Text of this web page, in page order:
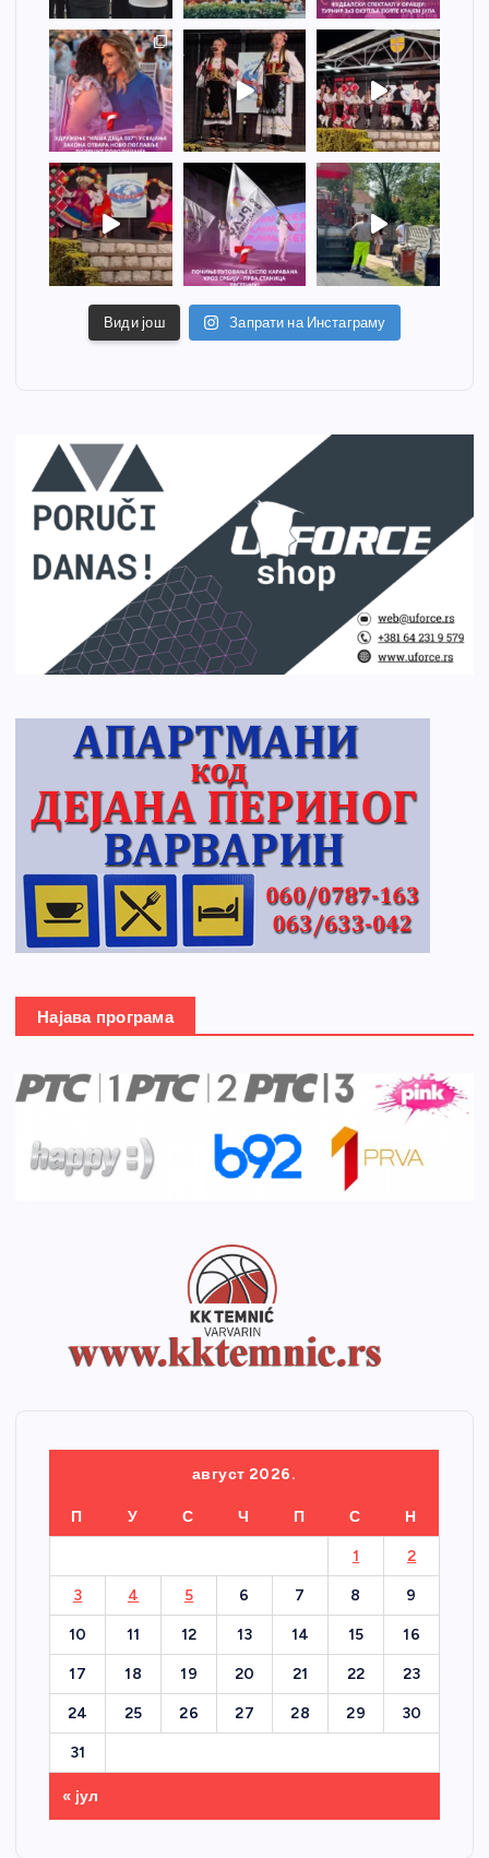
Види још Запрати на Инстаграму
Најава програма
август 2026.
П У С Ч П С Н
1 2
3 4 5 6 7 8 9
10 11 12 13 14 15 16
17 18 19 20 21 22 23
24 25 26 27 28 29 30
31
« јул